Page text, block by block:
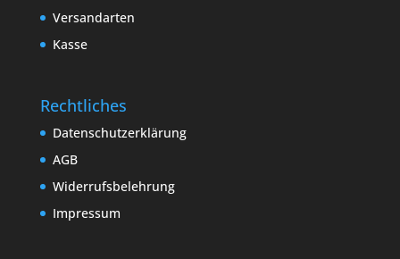
Versandarten
Kasse
Rechtliches
Datenschutzerklärung
AGB
Widerrufsbelehrung
Impressum